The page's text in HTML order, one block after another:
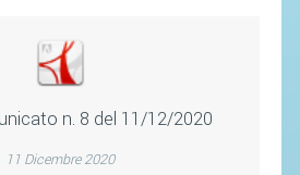
n. 8 del 11/12/2020
11 Dicembre 2020
TUTELA DELLA SALUTE -
ANTIDOPING
COMUNICAZIONE E MARKETING